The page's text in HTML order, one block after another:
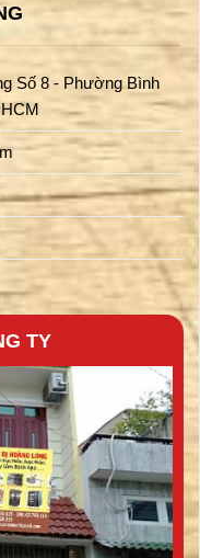
Số 8 - Phường Bình
TY